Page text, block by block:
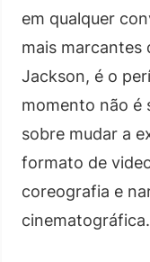
em qualquer
mais marcantes
Jackson, é o
momento não é
sobre mudar a
formato de
coreografia e
cinematográfica.